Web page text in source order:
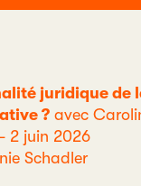
juridique de
? avec
2 juin 2026
Schadler